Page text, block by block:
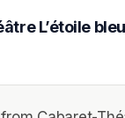
L’étoile